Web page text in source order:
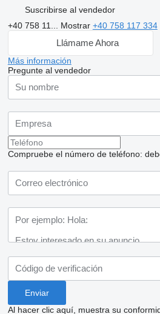
Suscribirse al vendedor
+40 758 11... Mostrar +40 758 117 334
Llámame Ahora
Más información
Pregunte al vendedor
Compruebe el número de teléfono:
Al hacer clic aquí, muestra su